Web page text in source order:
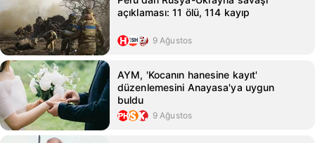
açıklaması: 11 ölü, 114 kayıp
9 Ağustos
AYM, 'Kocanın hanesine kayıt'
düzenlemesini Anayasa'ya uygun
buldu
9 Ağustos